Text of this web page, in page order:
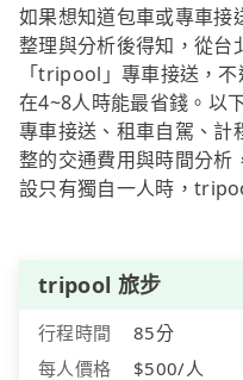
如果想知道包車或專車接
整理與分析後得知，從台
「tripool」專車接送，
在4~8人時能最省錢。以
專車接送、租車自駕、計
整的交通費用與時間分析
設只有獨自一人時，
tripool 旅步
行程時間
85分
每人價格
$500/人